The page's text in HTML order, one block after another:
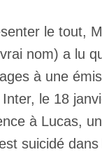
le tout,
nom) a lu
à une
le 18
à Lucas,
suicidé